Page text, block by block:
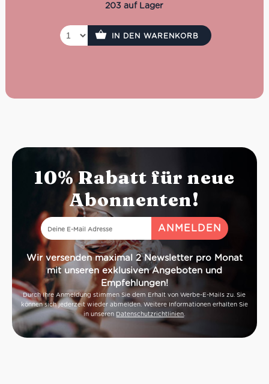
203 auf Lager
IN DEN WARENKORB
10% Rabatt für neue
Abonnenten!
Wir versenden maximal 2 Newsletter pro Monat
mit unseren exklusiven Angeboten und
Empfehlungen!
Durch Ihre Anmeldung stimmen Sie dem Erhalt von Werbe-E-Mails zu. Sie
können sich jederzeit wieder abmelden. Weitere Informationen erhalten Sie
in unseren Datenschutzrichtlinien